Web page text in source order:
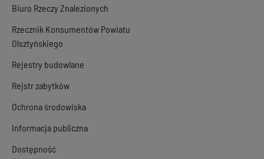
Biuro Rzeczy Znalezionych
Rzecznik Konsumentów Powiatu
Olsztyńskiego
Rejestry budowlane
Rejstr zabytków
Ochrona środowiska
Informacja publiczna
Dostępność